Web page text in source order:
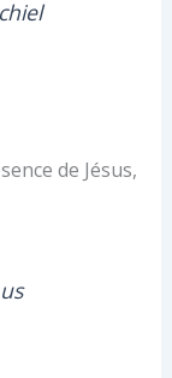
de Jésus,